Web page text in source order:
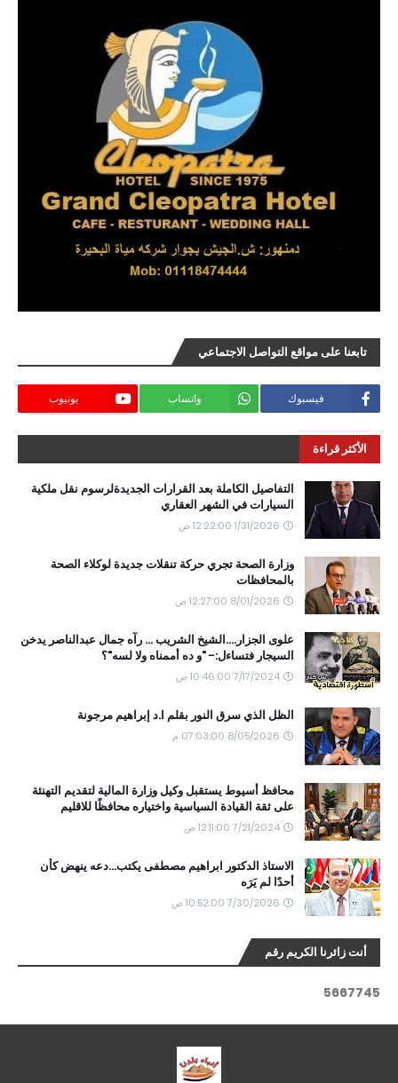
تابعنا على مواقع التواصل الاجتماعي
فيسبوك واتساب يوتيوب
الأكثر قراءة
التفاصيل الكاملة بعد القرارات الجديدةلرسوم نقل ملكية
السيارات في الشهر العقاري
1/31/2026 12:22:00 ص
وزارة الصحة تجري حركة تنقلات جديدة لوكلاء الصحة
بالمحافظات
8/01/2026 12:27:00 ص
علوى الجزار....الشيخ الشريب ... رآه جمال عبدالناصر يدخن
السيجار فتساءل:- "و ده أممناه ولا لسه"؟
7/17/2024 10:46:00 ص
الظل الذي سرق النور بقلم ا.د إبراهيم مرجونة
8/05/2026 07:03:00 م
محافظ أسيوط يستقبل وكيل وزارة المالية لتقديم التهنئة
على ثقة القيادة السياسية واختياره محافظًا للاقليم
7/21/2024 12:11:00 ص
الاستاذ الدكتور ابراهيم مصطفى يكتب...دعه ينهض كأن
أحدًا لم يَرَه
7/30/2026 10:52:00 ص
أنت زائرنا الكريم رقم
5667745